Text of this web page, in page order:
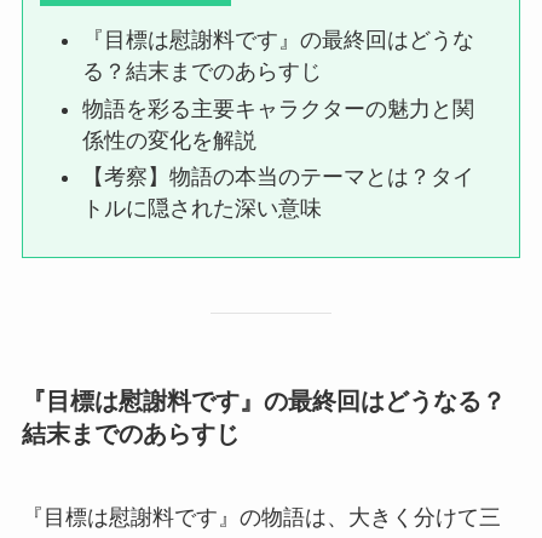
『目標は慰謝料です』の最終回はどうな
る？結末までのあらすじ
物語を彩る主要キャラクターの魅力と関
係性の変化を解説
【考察】物語の本当のテーマとは？タイ
トルに隠された深い意味
『目標は慰謝料です』の最終回はどうなる？
結末までのあらすじ
『目標は慰謝料です』の物語は、大きく分けて三